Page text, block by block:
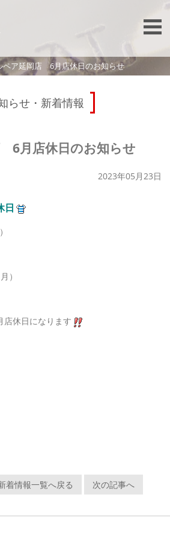
ペア延岡店 6月店休日のお知らせ
らせ・新着情報
6月店休日のお知らせ
2023年05月23日
日
）
店休日になります
着情報一覧へ戻る 次の記事へ